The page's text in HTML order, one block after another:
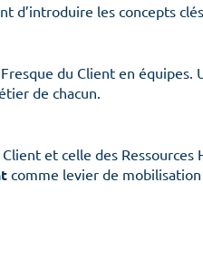
d’introduire les concepts
du Client en équipes.
de chacun.
et celle des Ressources
comme levier de